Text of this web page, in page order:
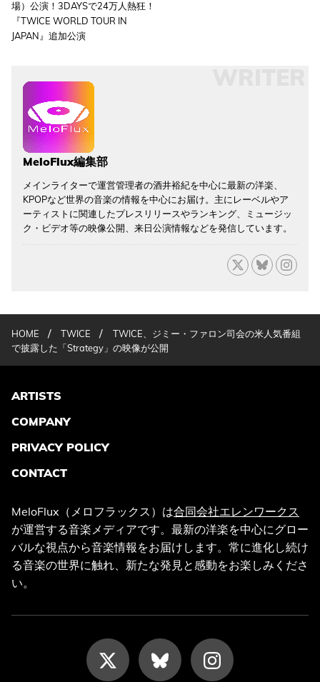
場）公演！3DAYSで24万人熱狂！
『TWICE WORLD TOUR IN
JAPAN』追加公演
MeloFlux編集部
メインライターで運営管理者の酒井裕紀を中心に最新の洋楽、
KPOPなど世界の音楽の情報を中心にお届け。主にレーベルやア
ーティストに関連したプレスリリースやランキング、ミュージッ
ク・ビデオ等の映像公開、来日公演情報などを発信しています。
HOME / TWICE /
TWICE、ジミー・ファロン司会の米人気番組
で披露した「Strategy」の映像が公開
ARTISTS
COMPANY
PRIVACY POLICY
CONTACT
MeloFlux（メロフラックス）は合同会社エレンワークス
が運営する音楽メディアです。最新の洋楽を中心にグロー
バルな視点から音楽情報をお届けします。常に進化し続け
る音楽の世界に触れ、新たな発見と感動をお楽しみくださ
い。